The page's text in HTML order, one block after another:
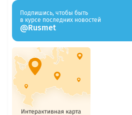
Подпишись, чтобы быть
в курсе последних новостей
@Rusmet